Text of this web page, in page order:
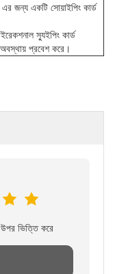
জন্য একটি সোয়াইপিং কার্ড
স্যুইপিং কার্ড
প্রবেশ করে।
উপর ভিত্তি করে